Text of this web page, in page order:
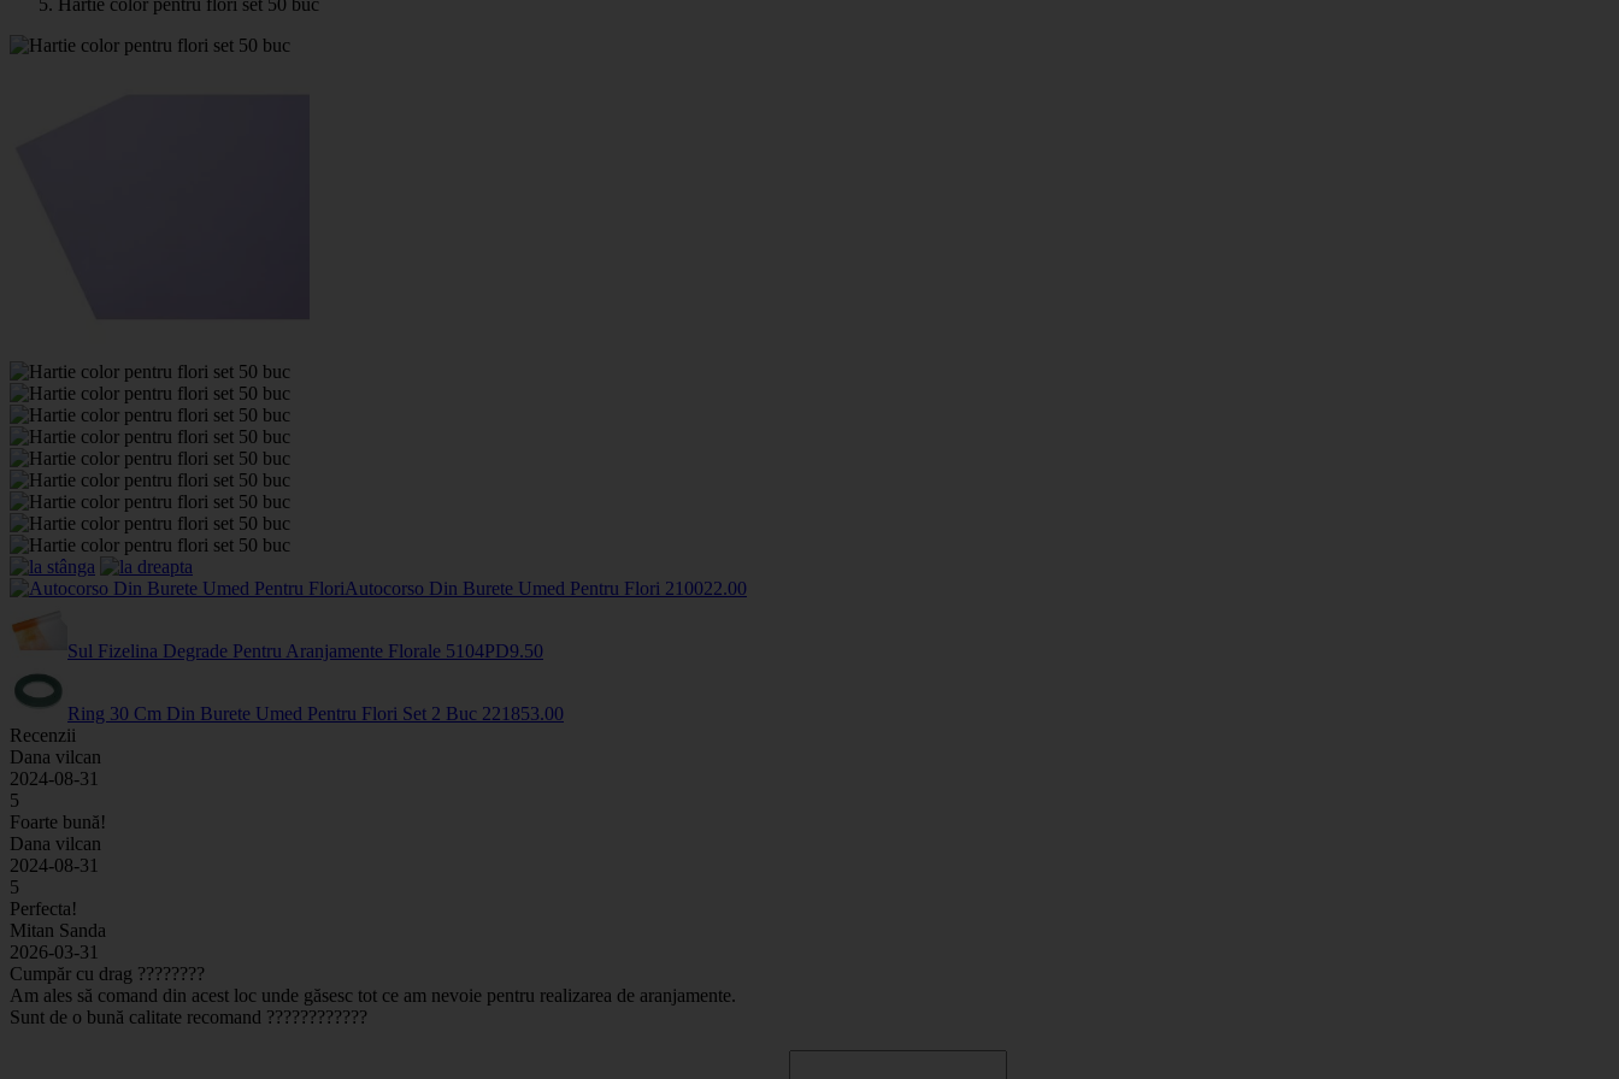
Hartie color pentru flori set 50 buc
Autocorso Din Burete Umed Pentru Flori 210022.00
Sul Fizelina Degrade Pentru Aranjamente Florale 5104PD9.50
Ring 30 Cm Din Burete Umed Pentru Flori Set 2 Buc 221853.00
Recenzii
Dana vilcan
2024-08-31
5
Foarte bună!
Dana vilcan
2024-08-31
5
Perfecta!
Mitan Sanda
2026-03-31
Cumpăr cu drag ????????
Am ales să comand din acest loc unde găsesc tot ce am nevoie pentru realizarea de aranjamente.
Sunt de o bună calitate recomand ????????????